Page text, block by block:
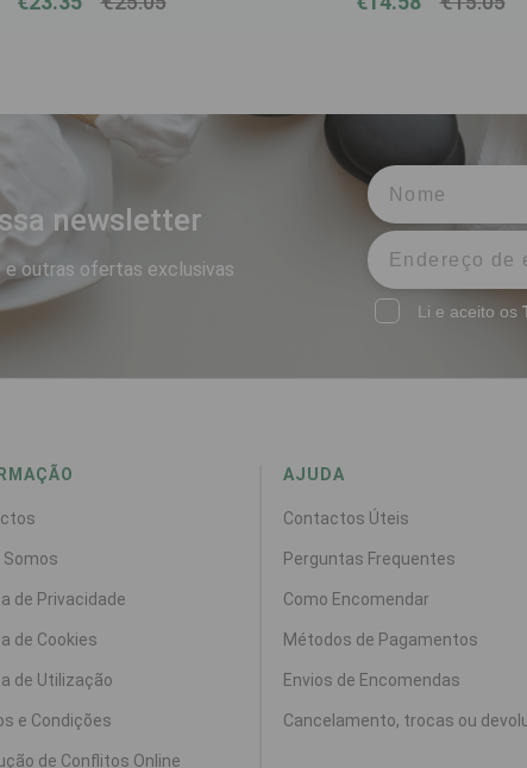
newsletter
e outras ofertas exclusivas
Li e aceito os
Somos
de Privacidade
de Cookies
de Utilização
e Condições
de Conflitos Online
AJUDA
Contactos Úteis
Perguntas Frequentes
Como Encomendar
Métodos de Pagamentos
Envios de Encomendas
Cancelamento, trocas ou